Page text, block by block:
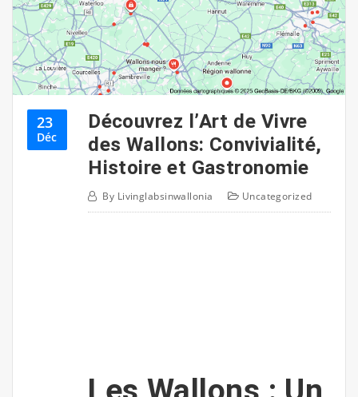
23
Déc
Découvrez l’Art de Vivre
des Wallons: Convivialité,
Histoire et Gastronomie
By Livinglabsinwallonia Uncategorized